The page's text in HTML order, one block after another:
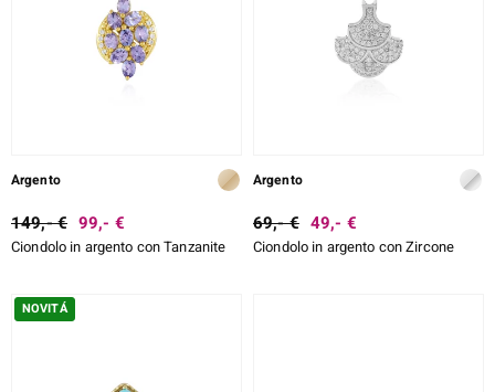
Argento
149,- € 99,- €
Ciondolo in argento con Tanzanite
Argento
69,- € 49,- €
Ciondolo in argento con Zircone
NOVITÁ